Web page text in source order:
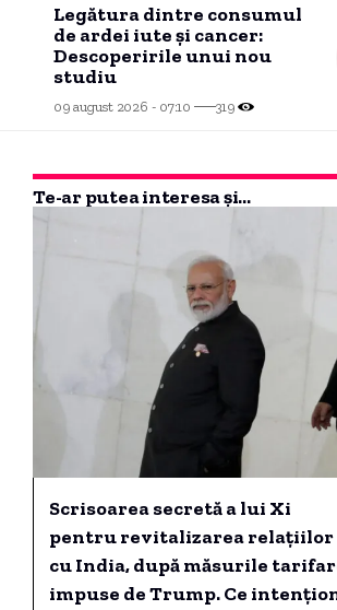
Legătura dintre consumul
de ardei iute și cancer:
Descoperirile unui nou
studiu
09 august 2026 - 07:10 319
Te-ar putea interesa și...
Scrisoarea secretă a lui Xi
pentru revitalizarea relațiilor
cu India, după măsurile
impuse de Trump. Ce